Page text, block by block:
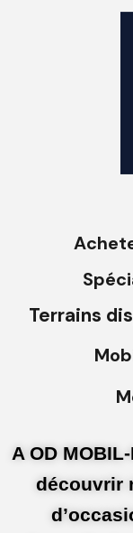
Terrains
A OD
découvrir